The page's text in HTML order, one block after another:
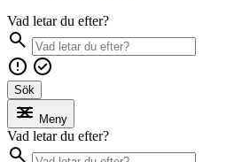
Vad letar du efter?
Sök
Meny
Vad letar du efter?